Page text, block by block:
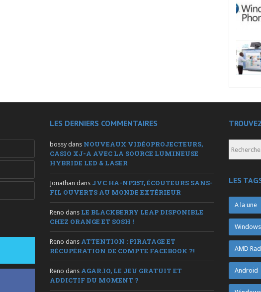
LES DERNIERS COMMENTAIRES
bossy dans NOUVEAUX VIDÉOPROJECTEURS,
CASIO XJ-A AVEC LA SOURCE LUMINEUSE
HYBRIDE LED & LASER
Jonathan dans JVC HA-NP35T, ÉCOUTEURS SANS-
FIL OUVERTS AU MONDE EXTÉRIEUR
Reno dans LE BLACKBERRY LEAP DISPONIBLE
CHEZ ORANGE ET SOSH !
Reno dans ATTENTION : PIRATAGE ET
RÉCUPÉRATION DE COMPTE FACEBOOK ?!
Reno dans AGAR.IO, LE JEU GRATUIT ET
ADDICTIF DU MOMENT ?
LES
A la une
AMD
Android